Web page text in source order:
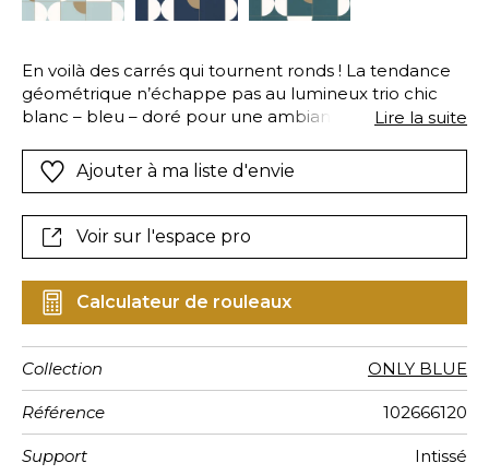
En voilà des carrés qui tournent ronds ! La tendance
géométrique n’échappe pas au lumineux trio chic
blanc – bleu – doré pour une ambiance feutrée et
Lire la suite
Ajouter à ma liste d'envie
Voir sur l'espace pro
Calculateur de rouleaux
Collection ONLY BLUE
Référence 102666120
Support Intissé